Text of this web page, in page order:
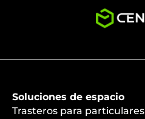
Soluciones de espacio
Trasteros para particulares